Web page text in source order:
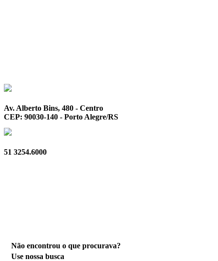
Av. Alberto Bins, 480 - Centro
CEP: 90030-140 - Porto Alegre/RS
51 3254.6000
Não encontrou o que procurava?
Use nossa busca